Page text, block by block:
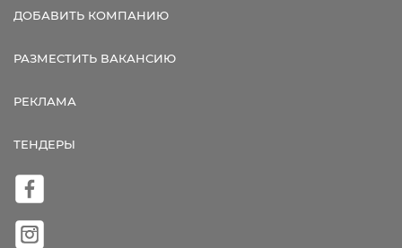
ДОБАВИТЬ КОМПАНИЮ
РАЗМЕСТИТЬ ВАКАНСИЮ
РЕКЛАМА
ТЕНДЕРЫ